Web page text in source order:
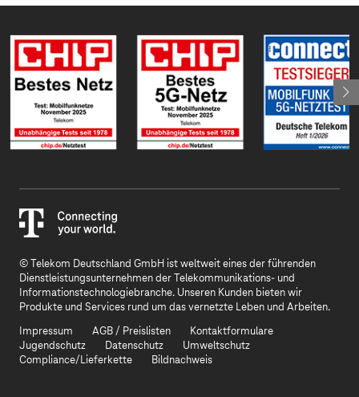
© Telekom Deutschland GmbH ist weltweit eines der führenden
Dienstleistungsunternehmen der Telekommunikations- und
Informationstechnologiebranche. Unseren Kunden bieten wir
Produkte und Services rund um das vernetzte Leben und Arbeiten.
Impressum
AGB / Preislisten
Kontaktformulare
Jugendschutz
Datenschutz
Umweltschutz
Compliance/Lieferkette
Bildnachweis